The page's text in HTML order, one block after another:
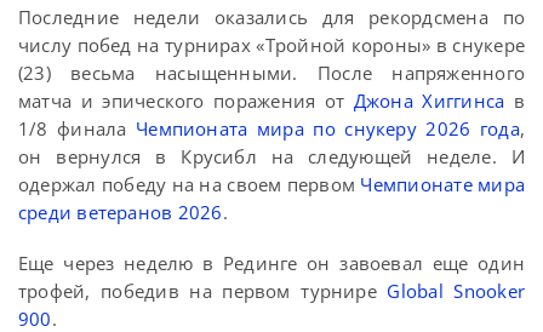
Последние недели оказались для рекордсмена по
числу побед на турнирах «Тройной короны» в снукере
(23) весьма насыщенными. После напряженного
матча и эпического поражения от Джона Хиггинса в
1/8 финала Чемпионата мира по снукеру 2026 года,
он вернулся в Крусибл на следующей неделе. И
одержал победу на на своем первом Чемпионате мира
среди ветеранов 2026.
Еще через неделю в Рединге он завоевал еще один
трофей, победив на первом турнире Global Snooker
900.